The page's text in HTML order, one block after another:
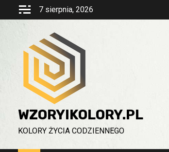
Przejdź
7 sierpnia, 2026
WZORYIKOLORY.PL
KOLORY ŻYCIA CODZIENNEGO